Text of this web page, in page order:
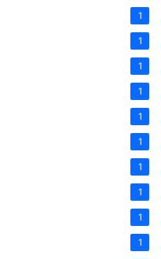
1
1
1
1
1
1
1
1
1
1